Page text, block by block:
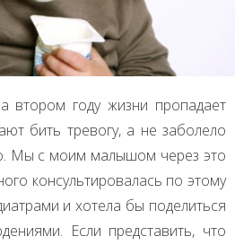
втором году жизни пропадает
бить тревогу, а не заболело
Мы с моим малышом через это
консультировалась по этому
и хотела бы поделиться
Если представить, что